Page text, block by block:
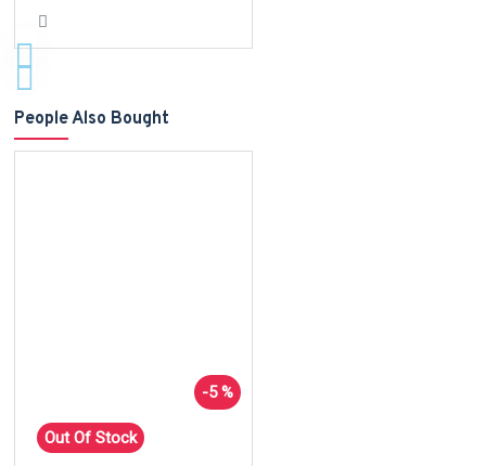
People Also Bought
-5 %
Out Of Stock